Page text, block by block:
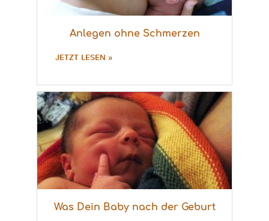
Anlegen ohne Schmerzen
JETZT LESEN »
Was Dein Baby nach der Geburt